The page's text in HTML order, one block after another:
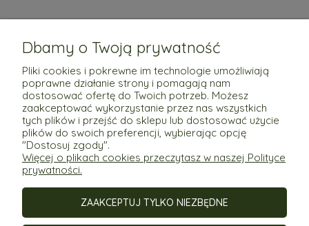
Pomoc
Moje konto
Płatności i dostawa
Informacje
Dbamy o Twoją prywatność
Pliki cookies i pokrewne im technologie umożliwiają
poprawne działanie strony i pomagają nam
dostosować ofertę do Twoich potrzeb. Możesz
zaakceptować wykorzystanie przez nas wszystkich
tych plików i przejść do sklepu lub dostosować użycie
plików do swoich preferencji, wybierając opcję
"Dostosuj zgody".
Więcej o plikach cookies przeczytasz w naszej Polityce
prywatności.
ZAAKCEPTUJ TYLKO NIEZBĘDNE